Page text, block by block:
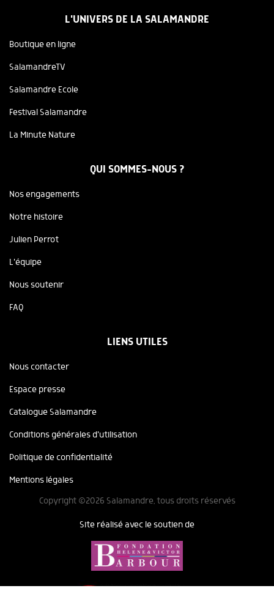
L'UNIVERS DE LA SALAMANDRE
Boutique en ligne
SalamandreTV
Salamandre Ecole
Festival Salamandre
La Minute Nature
QUI SOMMES-NOUS ?
Nos engagements
Notre histoire
Julien Perrot
L'équipe
Nous soutenir
FAQ
LIENS UTILES
Nous contacter
Espace presse
Catalogue Salamandre
Conditions générales d'utilisation
Politique de confidentialité
Mentions légales
Copyright ©2026 Salamandre, tous droits réservés
Site réalisé avec le soutien de